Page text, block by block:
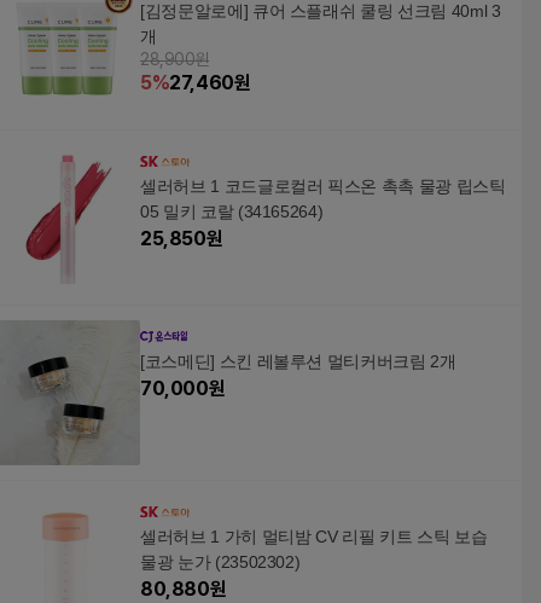
[김정문알로에] 큐어 스플래쉬 쿨링 선크림 40ml 3
개
28,900원
5%27,460원
셀러허브 1 코드글로컬러 픽스온 촉촉 물광 립스틱
05 밀키 코랄 (34165264)
25,850원
[코스메딘] 스킨 레볼루션 멀티커버크림 2개
70,000원
셀러허브 1 가히 멀티밤 CV 리필 키트 스틱 보습
물광 눈가 (23502302)
80,880원